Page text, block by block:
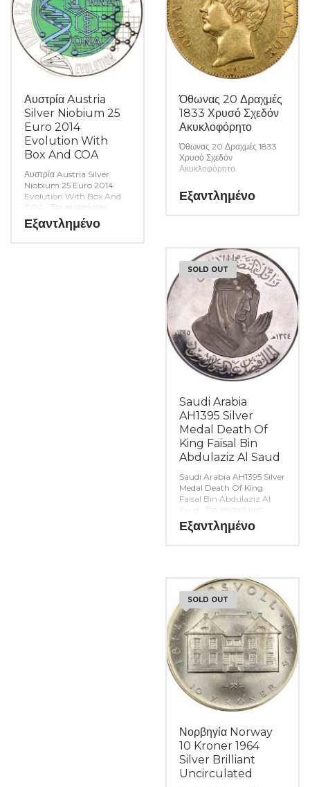
Αυστρία Austria
Silver Niobium 25
Euro 2014
Evolution With
Box And COA
Αυστρία Austria Silver
Niobium 25 Euro 2014
Evolution With Box And
COA. Στο φυσικό μας
κατάστημα θα βρείτε μεγάλη
ποικιλία ελληνικών και ξένων
Εξαντλημένο
Όθωνας 20 Δραχμές
1833 Χρυσό Σχεδόν
Ακυκλοφόρητο
Όθωνας 20 Δραχμές 1833
Χρυσό Σχεδόν
Ακυκλοφόρητο.
Η γνησιότητα όλων των
προϊόντων μας είναι
αναλυτικά εφόσον
υπάρχουν. (Κωδ. 9218)
Εξαντλημένο
SOLD OUT
Saudi Arabia
AH1395 Silver
Medal Death Of
King Faisal Bin
Abdulaziz Al Saud
Saudi Arabia AH1395 Silver
Medal Death Of King
Faisal Bin Abdulaziz Al
Saud. Στο φυσικό μας
κατάστημα θα βρείτε μεγάλη
ποικιλία ελληνικών και ξένων
αναλώσιμα για την συλλογή
σας. (Κωδ. 9177)
Εξαντλημένο
SOLD OUT
Νορβηγία Norway
10 Kroner 1964
Silver Brilliant
Uncirculated